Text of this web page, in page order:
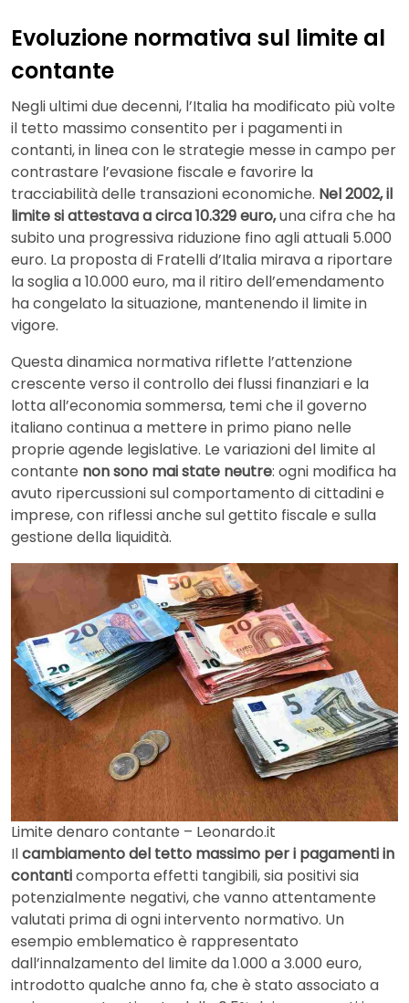
Evoluzione normativa sul limite al
contante
Negli ultimi due decenni, l’Italia ha modificato più volte
il tetto massimo consentito per i pagamenti in
contanti, in linea con le strategie messe in campo per
contrastare l’evasione fiscale e favorire la
tracciabilità delle transazioni economiche. Nel 2002, il
limite si attestava a circa 10.329 euro,una cifra che ha
subito una progressiva riduzione fino agli attuali 5.000
euro. La proposta di Fratelli d’Italia mirava a riportare
la soglia a 10.000 euro, ma il ritiro dell’emendamento
ha congelato la situazione, mantenendo il limite in
vigore.
Questa dinamica normativa riflette l’attenzione
crescente verso il controllo dei flussi finanziari e la
lotta all’economia sommersa, temi che il governo
italiano continua a mettere in primo piano nelle
proprie agende legislative. Le variazioni del limite al
contante non sono mai state neutre: ogni modifica ha
avuto ripercussioni sul comportamento di cittadini e
imprese, con riflessi anche sul gettito fiscale e sulla
gestione della liquidità.
Limite denaro contante – Leonardo.it
Ilcambiamento del tetto massimo per i pagamenti in
contanticomporta effetti tangibili, sia positivi sia
potenzialmente negativi, che vanno attentamente
valutati prima di ogni intervento normativo. Un
esempio emblematico è rappresentato
dall’innalzamento del limite da 1.000 a 3.000 euro,
introdotto qualche anno fa, che è stato associato a